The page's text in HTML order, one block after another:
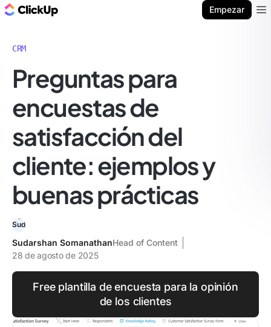
Empezar
CRM
Preguntas para
encuestas de
satisfacción del
cliente: ejemplos y
buenas prácticas
Sudarshan SomanathanHead of Content
28 de agosto de 2025
Free plantilla de encuesta para la opinión
de los clientes